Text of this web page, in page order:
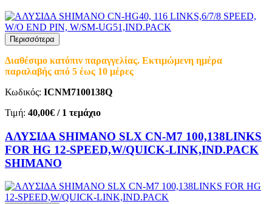
Περισσότερα
Διαθέσιμο κατόπιν παραγγελίας. Εκτιμώμενη ημέρα
παραλαβής από 5 έως 10 μέρες
Κωδικός: ICNM7100138Q
Τιμή: 40,00€ / 1 τεμάχιο
ΑΛΥΣΙΔΑ SHIMANO SLX CN-M7 100,138LINKS
FOR HG 12-SPEED,W/QUICK-LINK,IND.PACK
SHIMANO